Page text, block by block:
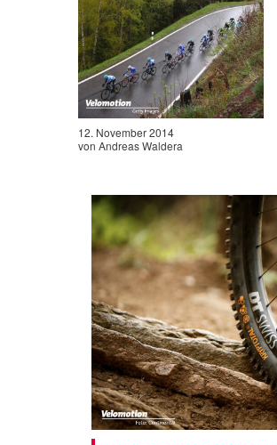
12. November 2014
von Andreas Waldera